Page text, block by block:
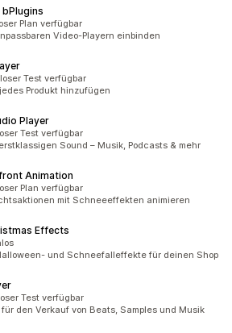
Plan verfügbar
Video-Playern einbinden
Test verfügbar
Produkt hinzufügen
Player
Test verfügbar
Sound – Musik, Podcasts & mehr
Animation
Plan verfügbar
mit Schneeeffekten animieren
Effects
und Schneefalleffekte für deinen Shop
Test verfügbar
den Verkauf von Beats, Samples und Musik